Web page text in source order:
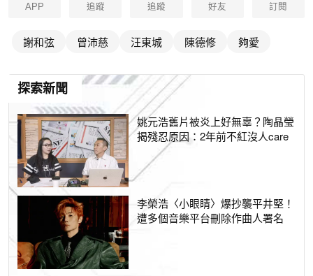
APP 追蹤 追蹤 好友 訂閱
謝和弦 曾沛慈 汪東城 陳德修 夠愛
探索新聞
姚元浩舊片被炎上好無辜？陶晶瑩
揭殘忍原因：2年前不紅沒人care
李榮浩〈小眼睛〉爆抄襲平井堅！
遭多個音樂平台刪除作曲人署名